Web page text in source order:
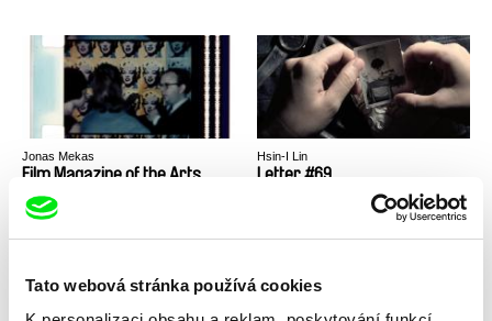
Tato webová stránka používá cookies
Jonas Mekas
Film Magazine of the Arts
Hsin-I Lin
Letter #69